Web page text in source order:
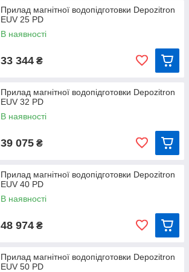
Прилад магнітної водопідготовки Depozitron
EUV 25 PD
В наявності
33 344 ₴
Прилад магнітної водопідготовки Depozitron
EUV 32 PD
В наявності
39 075 ₴
Прилад магнітної водопідготовки Depozitron
EUV 40 PD
В наявності
48 974 ₴
Прилад магнітної водопідготовки Depozitron
EUV 50 PD